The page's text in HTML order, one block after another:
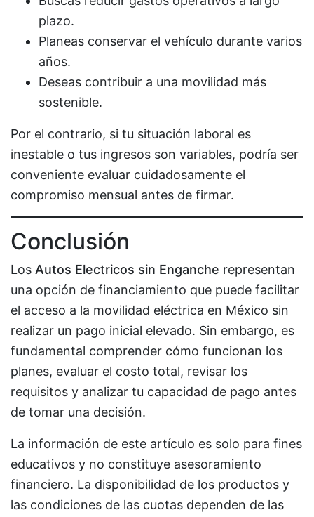
plazo.
Planeas conservar el vehículo durante varios
años.
Deseas contribuir a una movilidad más
sostenible.
Por el contrario, si tu situación laboral es
inestable o tus ingresos son variables, podría ser
conveniente evaluar cuidadosamente el
compromiso mensual antes de firmar.
Conclusión
Los Autos Electricos sin Enganche representan
una opción de financiamiento que puede facilitar
el acceso a la movilidad eléctrica en México sin
realizar un pago inicial elevado. Sin embargo, es
fundamental comprender cómo funcionan los
planes, evaluar el costo total, revisar los
requisitos y analizar tu capacidad de pago antes
de tomar una decisión.
La información de este artículo es solo para fines
educativos y no constituye asesoramiento
financiero. La disponibilidad de los productos y
las condiciones de las cuotas dependen de las